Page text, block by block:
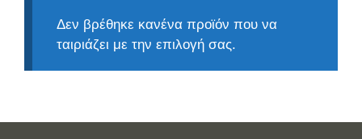
Δεν βρέθηκε κανένα προϊόν που να
ταιριάζει με την επιλογή σας.